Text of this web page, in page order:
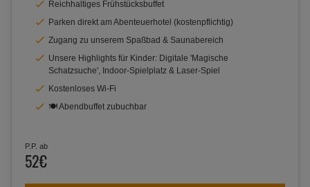
Reichhaltiges Frühstücksbuffet
Parken direkt am Abenteuerhotel (kostenpflichtig)
Zugang zu unserem Spaßbad & Saunabereich
Unsere Highlights für Kinder: Digitale 'Magische
Schatzsuche', Indoor-Spielplatz & Laser-Spiel
Kostenloses Wi-Fi
🍽️ Abendbuffet zubuchbar
P.P. ab
52€